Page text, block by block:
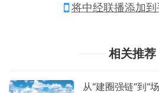
将中经联播添加
相关推荐
从“建圈强链”到“